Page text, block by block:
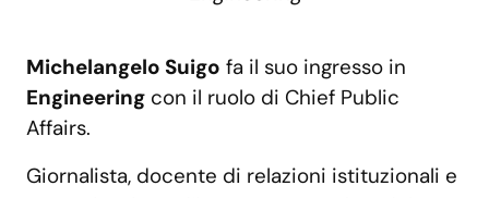
Michelangelo Suigo fa il suo ingresso in
Engineering con il ruolo di Chief Public
Affairs.
Giornalista, docente di relazioni istituzionali e